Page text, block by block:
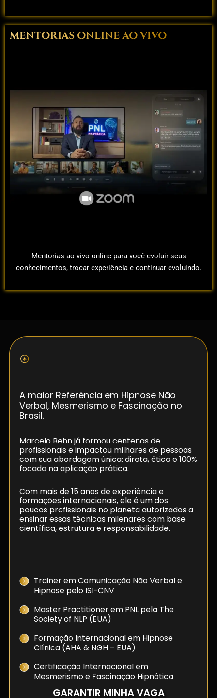
MENTORIAS ONLINE AO VIVO
Mentorias ao vivo online para você evoluir seus
conhecimentos, trocar experiência e continuar evoluindo.
A maior Referência em Hipnose Não
Verbal, Mesmerismo e Fascinação no
Brasil.
Marcelo Behn já formou centenas de
profissionais e impactou milhares de pessoas
com sua abordagem única: direta, ética e 100%
focada na aplicação prática.
Com mais de 15 anos de experiência e
formações internacionais, ele é um dos
poucos profissionais no planeta autorizados a
ensinar essas técnicas milenares com base
científica, estrutura e responsabilidade.
Trainer em Comunicação Não Verbal e
Hipnose pelo ISI-CNV
Master Practitioner em PNL pela The
Society of NLP (EUA)
Formação Internacional em Hipnose
Clínica (AHA & NGH – EUA)
Certificação Internacional em
Mesmerismo e Fascinação Hipnótica
GARANTIR MINHA VAGA